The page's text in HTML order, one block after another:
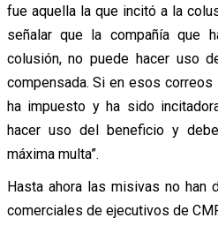
fue aquella la que incitó a la
señalar que la compañía que
colusión, no puede hacer uso
compensada. Si en esos
ha impuesto y ha sido
hacer uso del beneficio y
máxima multa”.
Hasta ahora las misivas no han
comerciales de ejecutivos de